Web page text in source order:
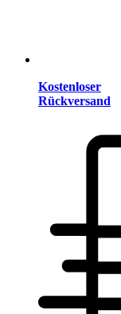
Kostenloser
Rückversand